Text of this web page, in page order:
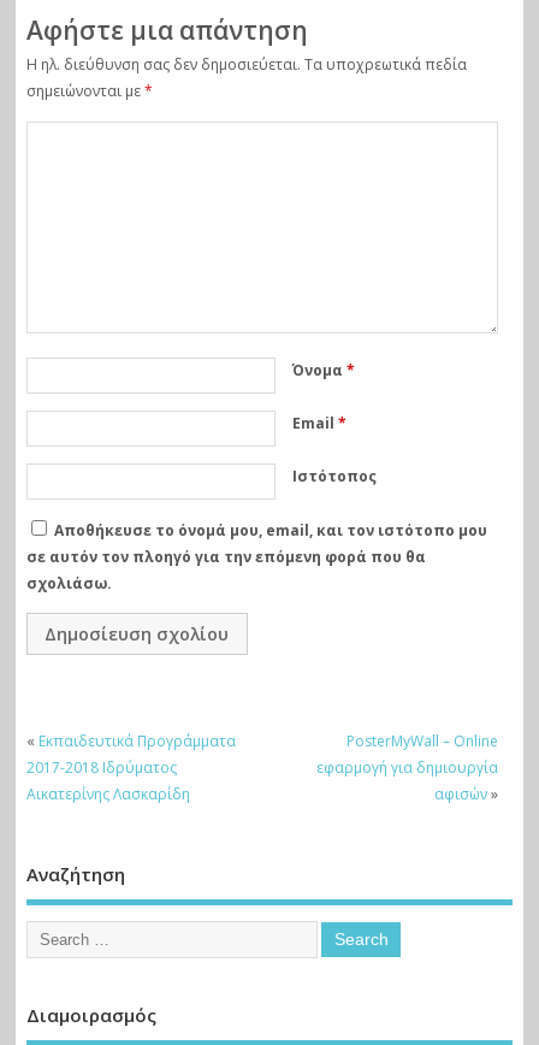
Αφήστε μια απάντηση
Η ηλ. διεύθυνση σας δεν δημοσιεύεται. Τα υποχρεωτικά πεδία
σημειώνονται με*
Όνομα *
Email *
Ιστότοπος
Αποθήκευσε το όνομά μου, email, και τον ιστότοπο μου
σε αυτόν τον πλοηγό για την επόμενη φορά που θα
σχολιάσω.
« Εκπαιδευτικά Προγράμματα
2017-2018 Ιδρύματος
Αικατερίνης Λασκαρίδη
PosterMyWall – Online
εφαρμογή για δημιουργία
αφισών»
Αναζήτηση
Διαμοιρασμός